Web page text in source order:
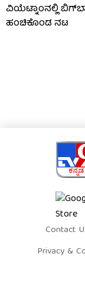
ವಿಯೆಟ್ನಾಂನಲ್ಲಿ
ಹಂಚಿಕೊಂಡ ನಟ
Contact
Privacy &